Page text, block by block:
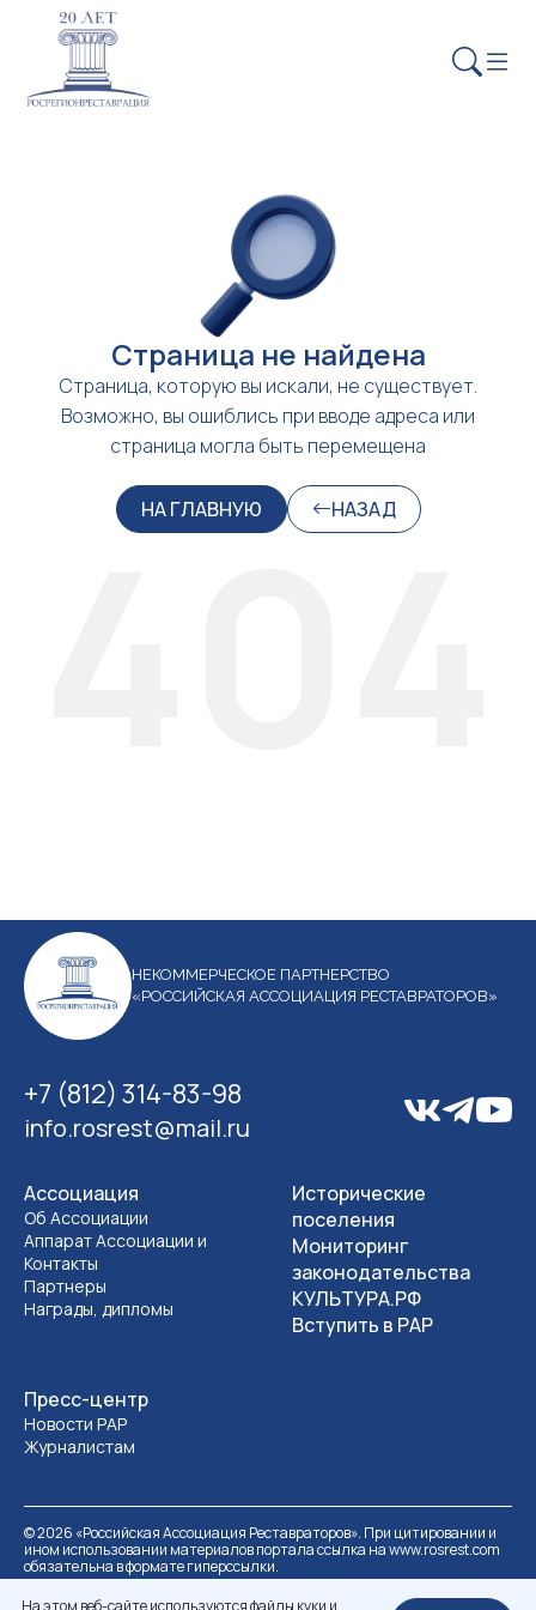
Страница не найдена
Страница, которую вы искали, не существует.
Возможно, вы ошиблись при вводе адреса или
страница могла быть перемещена
НА ГЛАВНУЮ НАЗАД
На этом веб-сайте используются файлы куки и
НЕКОММЕРЧЕСКОЕ ПАРТНЕРСТВО
«РОССИЙСКАЯ АССОЦИАЦИЯ РЕСТАВРАТОРОВ»
+7 (812) 314-83-98
info.rosrest@mail.ru
Ассоциация
Об Ассоциации
Аппарат Ассоциации и
Контакты
Партнеры
Награды, дипломы
Пресс-центр
Новости РАР
Журналистам
Исторические
поселения
Мониторинг
законодательства
КУЛЬТУРА.РФ
Вступить в РАР
©2026 «Российская Ассоциация Реставраторов». При цитировании и
ином использовании материалов портала ссылка на www.rosrest.com
обязательна в формате гиперссылки.
Политика обработки персональных данных
Разработка сайта